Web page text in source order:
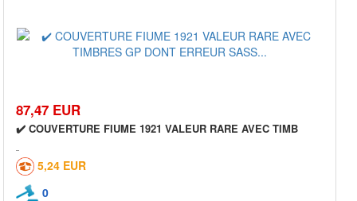
87,47 EUR
✔️ COUVERTURE FIUME 1921 VALEUR RARE AVEC TIMB
5,24 EUR
0